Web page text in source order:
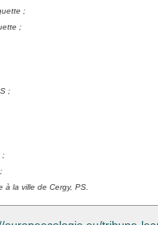
;
;
;
;
à la ville de Cergy, PS.